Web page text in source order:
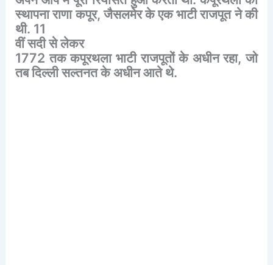
स्थापनाराणाकपूर,जैसलमेरकेएकभाटीराजपूतनेकी
थी. 11
वींसदीसेलेकर
1772तक कपूरथला भाटी राजपूतों के अधीन रहा,जो
तबदिल्लीसल्तनतकेअधीनआते थे.